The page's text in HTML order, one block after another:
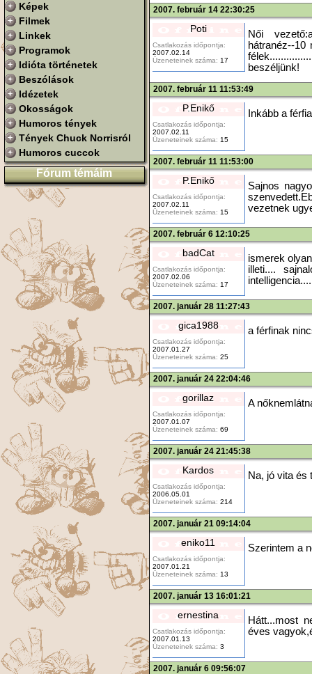
Képek
Filmek
Linkek
Programok
Idióta történetek
Beszólások
Idézetek
Okosságok
Humoros tények
Tények Chuck Norrisról
Humoros cuccok
Fórum témáim
2007. február 14 22:30:25
Poti
Csatlakozás időpontja:
2007.02.14
Üzeneteinek száma: 17
Női
hátranéz--10
beszéljünk!
2007. február 11 11:53:49
P.Enikő
Csatlakozás időpontja:
2007.02.11
Üzeneteinek száma: 15
Inkább a
2007. február 11 11:53:00
P.Enikő
Csatlakozás időpontja:
2007.02.11
Üzeneteinek száma: 15
Sajnos
vezetnek
2007. február 6 12:10:25
badCat
Csatlakozás időpontja:
2007.02.06
Üzeneteinek száma: 17
ismerek
illeti....
2007. január 28 11:27:43
gica1988
Csatlakozás időpontja:
2007.01.27
Üzeneteinek száma: 25
a férfinak
2007. január 24 22:04:46
gorillaz
Csatlakozás időpontja:
2007.01.07
Üzeneteinek száma: 69
A
2007. január 24 21:45:38
Kardos
Csatlakozás időpontja:
2006.05.01
Üzeneteinek száma: 214
Na, jó vita és
2007. január 21 09:14:04
eniko11
Csatlakozás időpontja:
2007.01.21
Üzeneteinek száma: 13
Szerintem a
2007. január 13 16:01:21
ernestina
Csatlakozás időpontja:
2007.01.13
Üzeneteinek száma: 3
Hátt...most
éves
2007. január 6 09:56:07